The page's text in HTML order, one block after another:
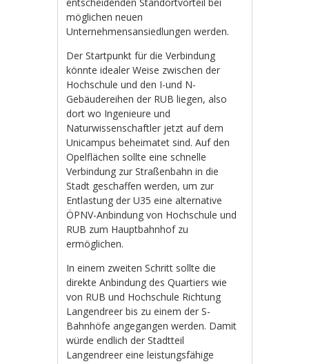
möglichen neuen
Unternehmensansiedlungen werden.
Der Startpunkt für die Verbindung
könnte idealer Weise zwischen der
Hochschule und den I-und N-
Gebäudereihen der RUB liegen, also
dort wo Ingenieure und
Naturwissenschaftler jetzt auf dem
Unicampus beheimatet sind. Auf den
Opelflächen sollte eine schnelle
Verbindung zur Straßenbahn in die
Stadt geschaffen werden, um zur
Entlastung der U35 eine alternative
ÖPNV-Anbindung von Hochschule und
RUB zum Hauptbahnhof zu
ermöglichen.
In einem zweiten Schritt sollte die
direkte Anbindung des Quartiers wie
von RUB und Hochschule Richtung
Langendreer bis zu einem der S-
Bahnhöfe angegangen werden. Damit
würde endlich der Stadtteil
Langendreer eine leistungsfähige